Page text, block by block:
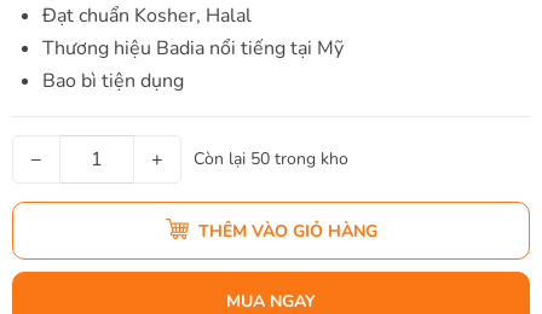
Đạt chuẩn Kosher, Halal
Thương hiệu Badia nổi tiếng tại Mỹ
Bao bì tiện dụng
− + Còn lại 50 trong kho
THÊM VÀO GIỎ HÀNG
MUA NGAY